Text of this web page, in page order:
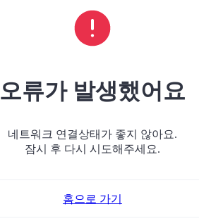
오류가 발생했어요
네트워크 연결상태가 좋지 않아요.
잠시 후 다시 시도해주세요.
홈으로 가기